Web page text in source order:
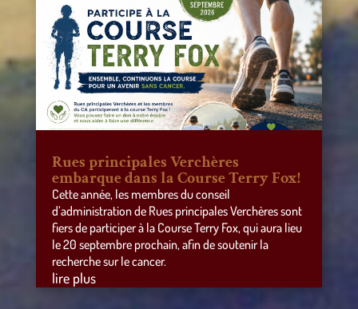
Rues principales Verchères
embarque dans la Course Terry Fox!
Cette année, les membres du conseil
d’administration de Rues principales Verchères sont
fiers de participer à la Course Terry Fox, qui aura lieu
le 20 septembre prochain, afin de soutenir la
recherche sur le cancer.
lire plus